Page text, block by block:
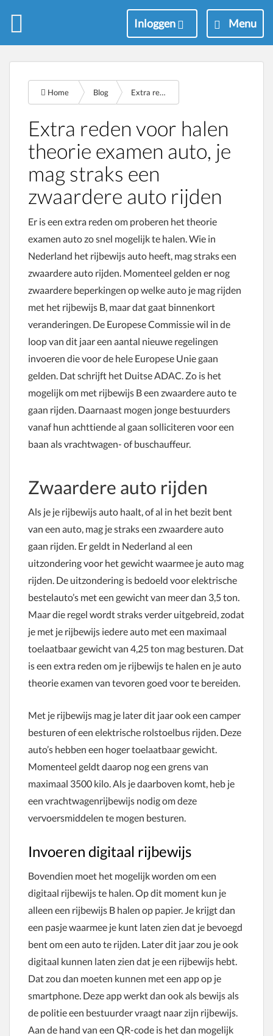
M
e
Menu
Inloggen
Home Blog Extra reden theorie examen behalen zwaardere auto rijden
Extra reden voor halen
theorie examen auto, je
mag straks een
zwaardere auto rijden
Er is een extra reden om proberen het theorie
examen auto zo snel mogelijk te halen. Wie in
Nederland het rijbewijs auto heeft, mag straks een
zwaardere auto rijden. Momenteel gelden er nog
zwaardere beperkingen op welke auto je mag rijden
met het rijbewijs B, maar dat gaat binnenkort
veranderingen. De Europese Commissie wil in de
loop van dit jaar een aantal nieuwe regelingen
invoeren die voor de hele Europese Unie gaan
gelden. Dat schrijft het Duitse ADAC. Zo is het
mogelijk om met rijbewijs B een zwaardere auto te
gaan rijden. Daarnaast mogen jonge bestuurders
vanaf hun achttiende al gaan solliciteren voor een
baan als vrachtwagen- of buschauffeur.
Zwaardere auto rijden
Als je je rijbewijs auto haalt, of al in het bezit bent
van een auto, mag je straks een zwaardere auto
gaan rijden. Er geldt in Nederland al een
uitzondering voor het gewicht waarmee je auto mag
rijden. De uitzondering is bedoeld voor elektrische
bestelauto’s met een gewicht van meer dan 3,5 ton.
Maar die regel wordt straks verder uitgebreid, zodat
je met je rijbewijs iedere auto met een maximaal
toelaatbaar gewicht van 4,25 ton mag besturen. Dat
is een extra reden om je rijbewijs te halen en je auto
theorie examen van tevoren goed voor te bereiden.
Met je rijbewijs mag je later dit jaar ook een camper
besturen of een elektrische rolstoelbus rijden. Deze
auto’s hebben een hoger toelaatbaar gewicht.
Momenteel geldt daarop nog een grens van
maximaal 3500 kilo. Als je daarboven komt, heb je
een vrachtwagenrijbewijs nodig om deze
vervoersmiddelen te mogen besturen.
Invoeren digitaal rijbewijs
Bovendien moet het mogelijk worden om een
digitaal rijbewijs te halen. Op dit moment kun je
alleen een rijbewijs B halen op papier. Je krijgt dan
een pasje waarmee je kunt laten zien dat je bevoegd
bent om een auto te rijden. Later dit jaar zou je ook
digitaal kunnen laten zien dat je een rijbewijs hebt.
Dat zou dan moeten kunnen met een app op je
smartphone. Deze app werkt dan ook als bewijs als
de politie een bestuurder vraagt naar zijn rijbewijs.
Aan de hand van een QR-code is het dan mogelijk